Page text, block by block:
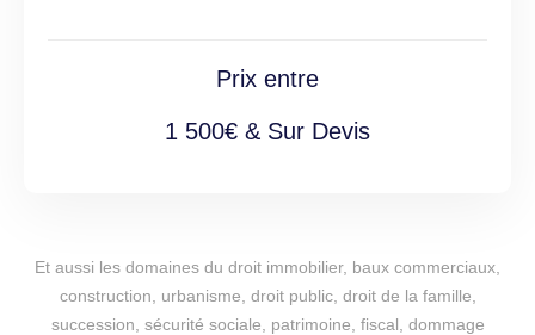
Prix entre
1 500€ & Sur Devis
Et aussi les domaines du droit immobilier, baux commerciaux,
construction, urbanisme, droit public, droit de la famille,
succession, sécurité sociale, patrimoine, fiscal, dommage